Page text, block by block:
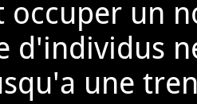
occuper un
d'individus
une